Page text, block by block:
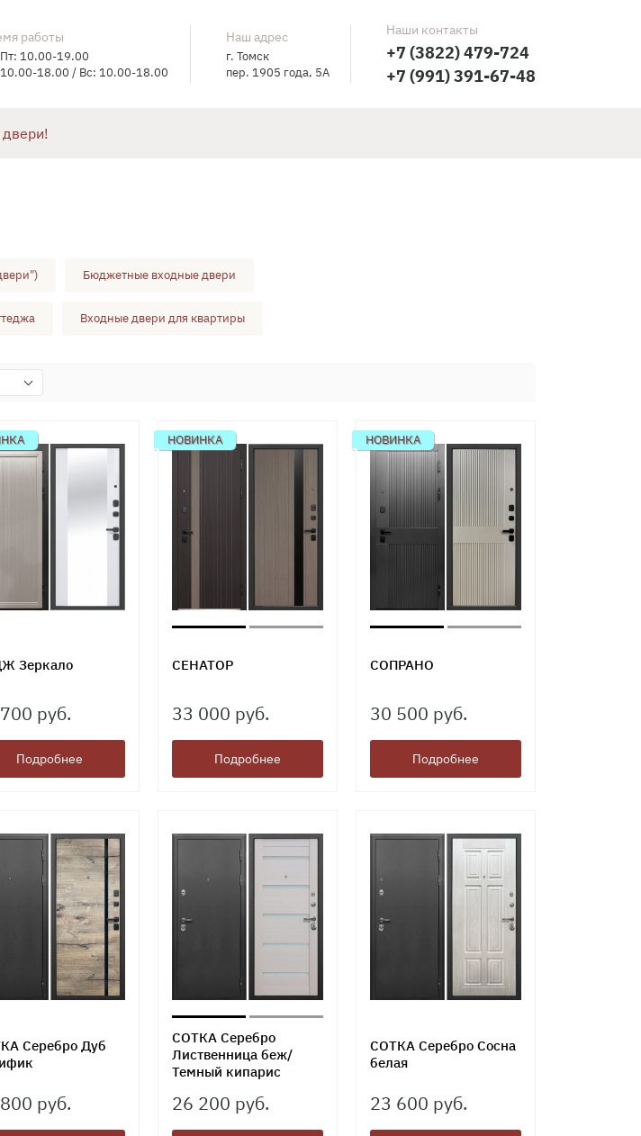
работы
10.00-19.00
18.00 / Вс: 10.00-18.00
Наш адрес
г. Томск
пер. 1905 года, 5А
Наши контакты
+7 (3822) 479-724
+7 (991) 391-67-48
Бюджетные входные двери
Входные двери для квартиры
Зеркало
руб.
Подробнее
НОВИНКА
СЕНАТОР
33 000 руб.
Подробнее
НОВИНКА
СОПРАНО
30 500 руб.
Подробнее
Серебро Дуб
руб.
СОТКА Серебро
Лиственница беж/
Темный кипарис
26 200 руб.
СОТКА Серебро Сосна
белая
23 600 руб.